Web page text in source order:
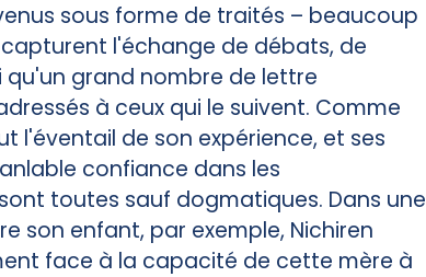
sous forme de traités – beaucoup
l'échange de débats, de
grand nombre de lettre
à ceux qui le suivent. Comme
l'éventail de son expérience, et ses
confiance dans les
toutes sauf dogmatiques. Dans une
son enfant, par exemple, Nichiren
face à la capacité de cette mère à